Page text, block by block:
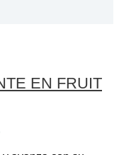
EN FRUIT